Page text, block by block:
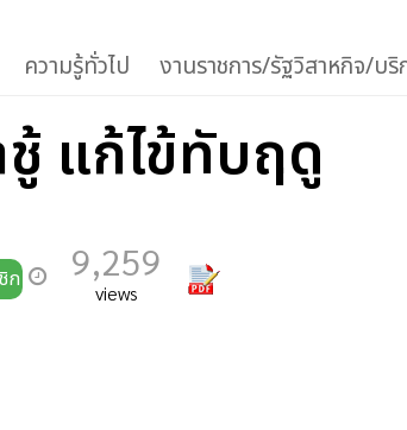
ความรู้ทั่วไป งานราชการ/รัฐวิสาหกิจ/บ
ชู้ แก้ไข้ทับฤดู
ก 9,259
views